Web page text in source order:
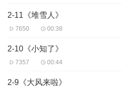
2-11《堆雪人》
7650 00:38
2-10《小知了》
7357 00:44
2-9《大风来啦》